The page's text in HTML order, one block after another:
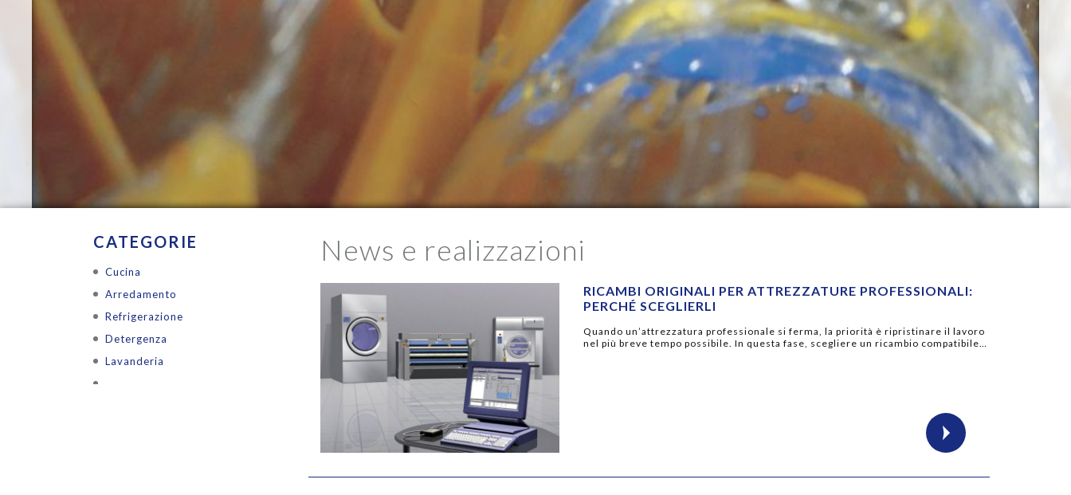
News e realizzazioni
RICAMBI ORIGINALI PER ATTREZZATURE PROFESSIONALI:
PERCHÉ SCEGLIERLI
Quando un’attrezzatura professionale si ferma, la priorità è ripristinare il lavoro
nel più breve tempo possibile. In questa fase, scegliere un ricambio compatibile…
CATEGORIE
Cucina
Arredamento
Refrigerazione
Detergenza
Lavanderia